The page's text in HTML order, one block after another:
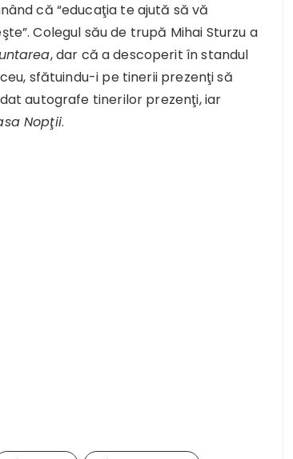
că “educaţia te ajută să vă
Colegul său de trupă Mihai Sturzu a
, dar că a descoperit în standul
sfătuindu-i pe tinerii prezenţi să
autografe tinerilor prezenţi, iar
Nopţii.